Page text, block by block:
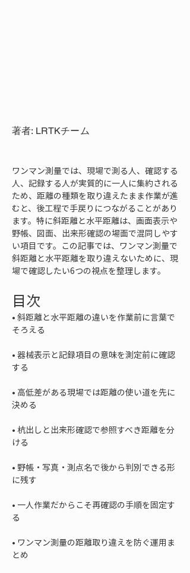
著者: LRTKチーム
ワンマン測量では、現場で測る人、確認する
人、記録する人が実質的に一人に集約される
ため、距離の種類を取り違えたまま作業が進
むと、後工程で手戻りにつながることがあり
ます。特に斜距離と水平距離は、画面表示や
野帳、図面、出来形確認の場面で混同しやす
い項目です。この記事では、ワンマン測量で
斜距離と水平距離を取り違えないために、現
場で確認したい6つの視点を整理します。
目次
• 斜距離と水平距離の違いを作業前に言葉で
• 器械表示と記録項目の意味を測定前に確認
• 高低差がある現場では距離の使い道を先に
• 杭出しと出来形確認で参照すべき距離を分
• 野帳・写真・測点名で後から判別できる形
• 一人作業だからこそ再確認の手順を固定す
• ワンマン測量の距離取り違えを防ぐ運用ま
とめ